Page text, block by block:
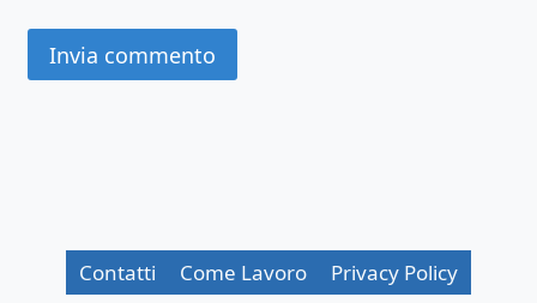
Contatti Come Lavoro Privacy Policy